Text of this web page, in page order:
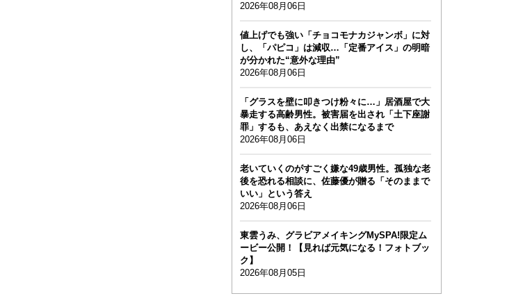
2026年08月06日
値上げでも強い「チョコモナカジャンボ」に対
し、「パピコ」は減収…「定番アイス」の明暗
が分かれた“意外な理由”
2026年08月06日
「グラスを壁に叩きつけ粉々に…」居酒屋で大
暴走する高齢男性。被害届を出され「土下座謝
罪」するも、あえなく出禁になるまで
2026年08月06日
老いていくのがすごく嫌な49歳男性。孤独な老
後を恐れる相談に、佐藤優が贈る「そのままで
いい」という答え
2026年08月06日
東雲うみ、グラビアメイキングMySPA!限定ム
ービー公開！【見れば元気になる！フォトブッ
ク】
2026年08月05日